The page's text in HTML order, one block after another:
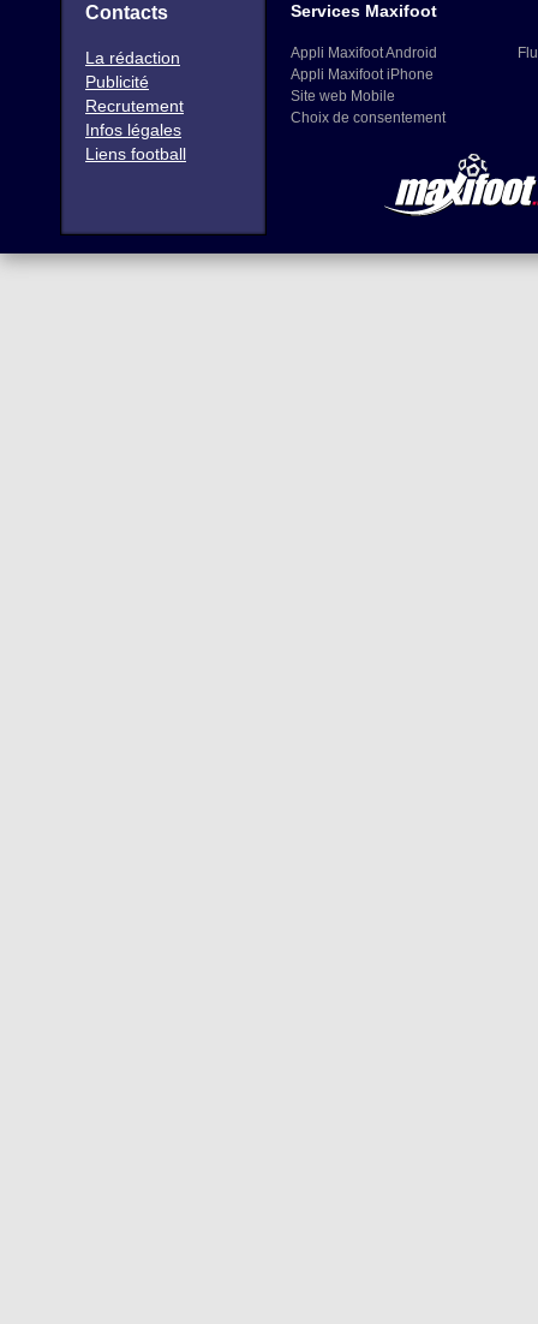
Contacts
La rédaction
Publicité
Recrutement
Infos légales
Liens football
Services Maxifoot
Appli Maxifoot Android
Appli Maxifoot iPhone
Site web Mobile
Choix de consentement